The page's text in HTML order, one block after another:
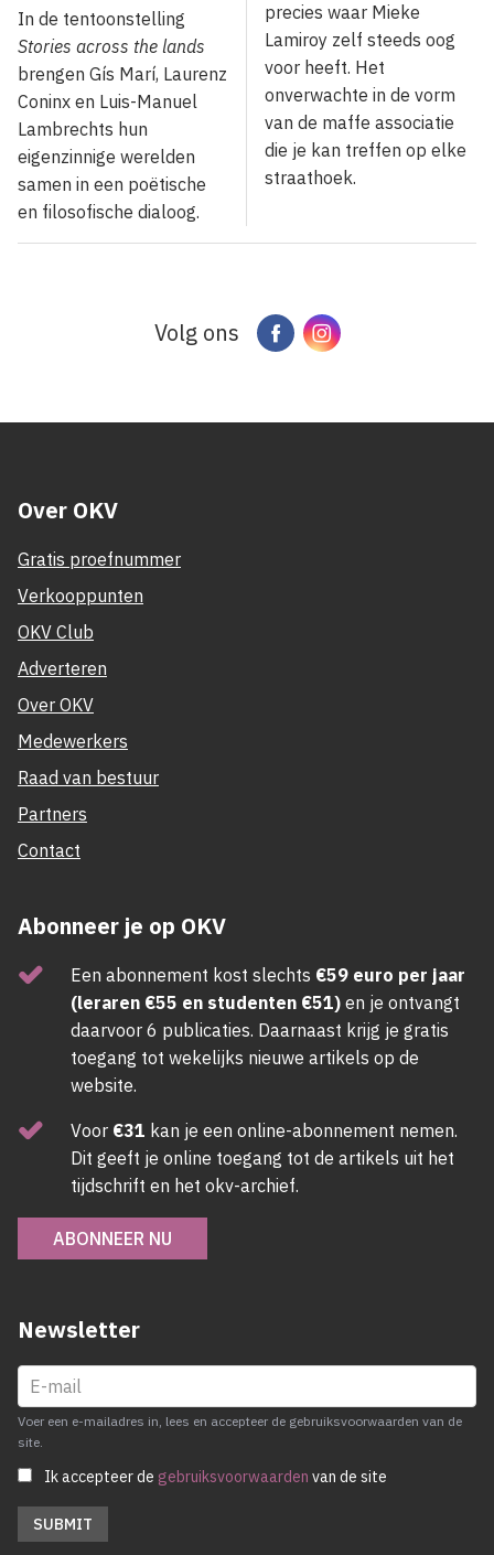
In de tentoonstelling
Stories across the lands
brengen Gís Marí, Laurenz
Coninx en Luis-Manuel
Lambrechts hun
eigenzinnige werelden
samen in een poëtische
en filosofische dialoog.
precies waar Mieke
Lamiroy zelf steeds oog
voor heeft. Het
onverwachte in de vorm
van de maffe associatie
die je kan treffen op elke
straathoek.
Volg ons FacebookInstagram
Over OKV
Gratis proefnummer
Verkooppunten
OKV Club
Adverteren
Over OKV
Medewerkers
Raad van bestuur
Partners
Contact
Abonneer je op OKV
Een abonnement kost slechts €59 euro per jaar
(leraren €55 en studenten €51) en je ontvangt
daarvoor 6 publicaties. Daarnaast krijg je gratis
toegang tot wekelijks nieuwe artikels op de
website.
Voor €31 kan je een online-abonnement nemen.
Dit geeft je online toegang tot de artikels uit het
tijdschrift en het okv-archief.
ABONNEER NU
Newsletter
Voer een e-mailadres in, lees en accepteer de gebruiksvoorwaarden van de
site.
Ik accepteer de gebruiksvoorwaarden van de site